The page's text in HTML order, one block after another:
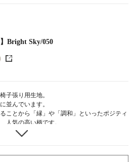
Bright Sky/050
子張り用生地。
並んでいます。
ことから「縁」や「調和」といったポジティ
人気の高い柄です。
の2色展開。